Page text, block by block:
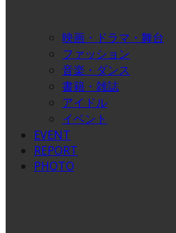
映画・ドラマ・舞台
ファッション
音楽・ダンス
書籍・雑誌
アイドル
イベント
EVENT
REPORT
PHOTO